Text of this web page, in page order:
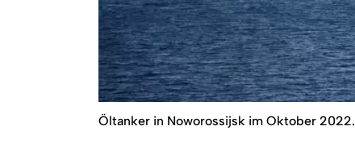
Öltanker in Noworossijsk im Oktober 2022.